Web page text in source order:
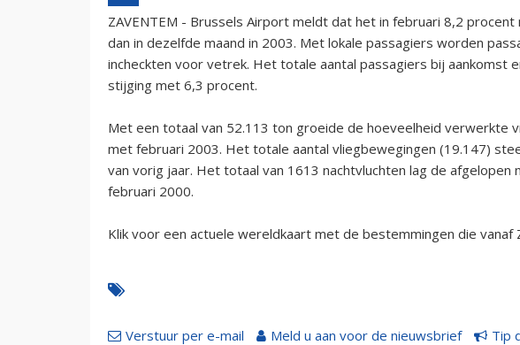
ZAVENTEM - Brussels Airport meldt dat het in februari 8,2
dan in dezelfde maand in 2003. Met lokale passagiers worden
incheckten voor vetrek. Het totale aantal passagiers bij aankomst
stijging met 6,3 procent.
Met een totaal van 52.113 ton groeide de hoeveelheid verwerkte
met februari 2003. Het totale aantal vliegbewegingen (19.147)
van vorig jaar. Het totaal van 1613 nachtvluchten lag de afgelopen
februari 2000.
Klik voor een actuele wereldkaart met de bestemmingen die vanaf
Verstuur per e-mail Meld u aan voor de nieuwsbrief Tip